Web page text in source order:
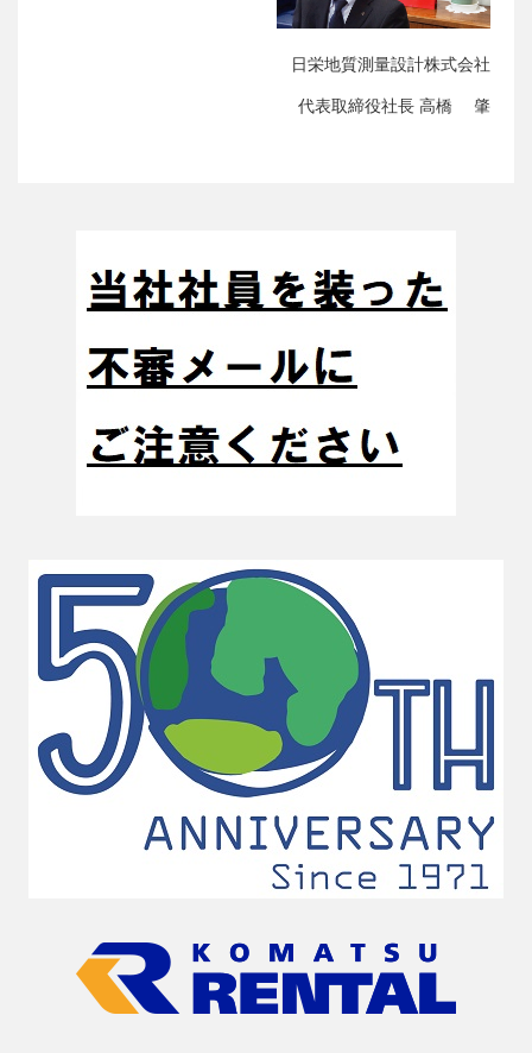
日栄地質測量設計株式会社
代表取締役社長 高橋 肇